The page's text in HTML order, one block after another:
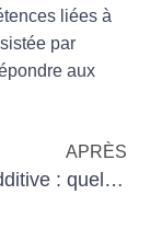
liées à
par
aux
APRÈS
Usinage additive : quel avenir pour les outils de coupe ?